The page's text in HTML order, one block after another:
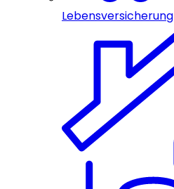
Lebensversicherung